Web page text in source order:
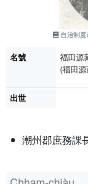
潮州郡庶務課
自治制度
名號
福田源
(福田
出世